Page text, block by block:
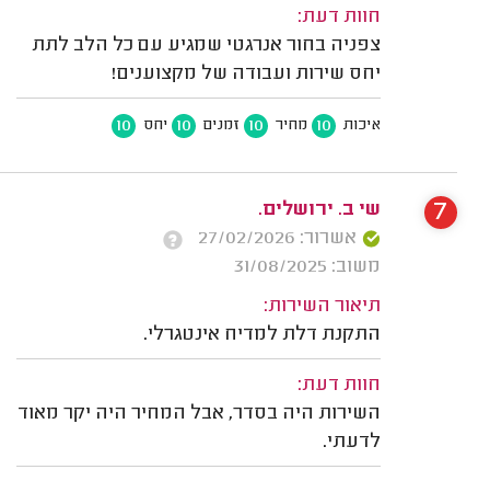
חוות דעת:
צפניה בחור אנרגטי שמגיע עם כל הלב לתת
יחס שירות ועבודה של מקצוענים!
איכות 10 מחיר 10 זמנים 10 יחס 10
שי ב. ירושלים.
אשרור: 27/02/2026
משוב: 31/08/2025
תיאור השירות:
התקנת דלת למדיח אינטגרלי.
חוות דעת:
השירות היה בסדר, אבל המחיר היה יקר מאוד
לדעתי.
7